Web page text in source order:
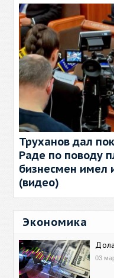
Труханов дал
Раде по поводу
бизнесмен имел
(видео)
Экономика
03